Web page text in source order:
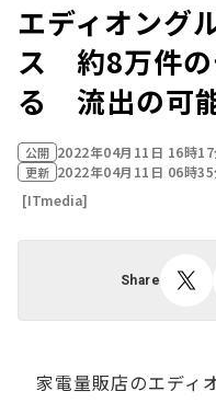
エディオング
ス 約8万件の
る 流出の可
公開 2022年04月11日 16時17
更新 2022年04月11日 06時35
[ITmedia]
Share
家電量販店のエディ